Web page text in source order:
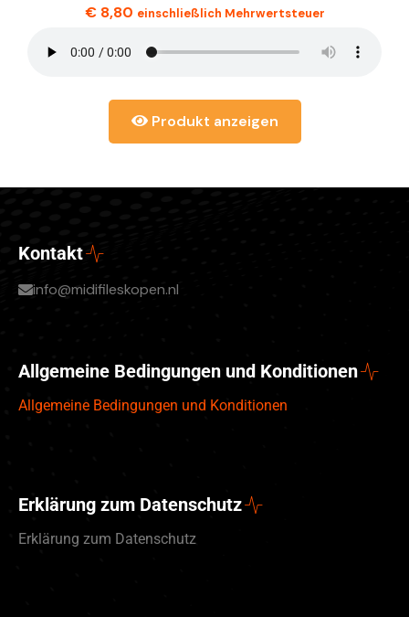
€8,80 einschließlich Mehrwertsteuer
Produkt anzeigen
Kontakt
info@midifileskopen.nl
Allgemeine Bedingungen und Konditionen
Allgemeine Bedingungen und Konditionen
Erklärung zum Datenschutz
Erklärung zum Datenschutz